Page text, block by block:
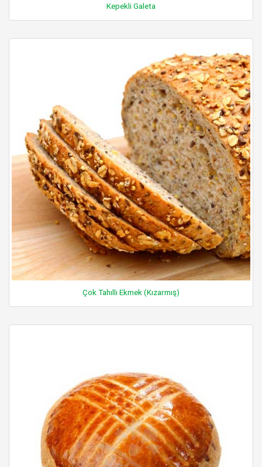
Kepekli Galeta
Çok Tahıllı Ekmek (Kızarmış)